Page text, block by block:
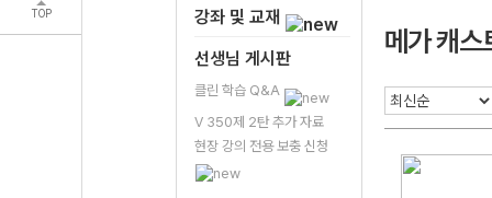
TOP
강좌 및 교재
선생님 게시판
클린 학습 Q&A
V 350제 2탄 추가 자료
현장 강의 전용 보충 신청
메가 캐스